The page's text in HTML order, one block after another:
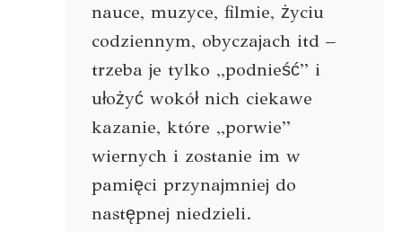
nauce, muzyce, filmie, życiu
codziennym, obyczajach itd –
trzeba je tylko ,,podnieść” i
ułożyć wokół nich ciekawe
kazanie, które ,,porwie”
wiernych i zostanie im w
pamięci przynajmniej do
następnej niedzieli.